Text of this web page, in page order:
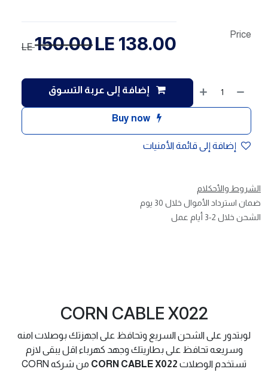
إضافة إلى عربة التسوق
Buy now
إضافة إلى قائمة الأمنيات
Price
138.00
150.00
LE
الشروط والأحكلام
ضمان استرداد الأموال خلال 30 يوم
الشحن خلال 2-3 أيام عمل
CORN CABLE X022
لوبتدور على الشحن السريع وتحافظ على اجهزتك بوصلات امنه
وسريعه تحافظ على بطاريتك وجهد كهرباء اقل يبقى لازم
تستخدم الوصلات
من شركه CORN